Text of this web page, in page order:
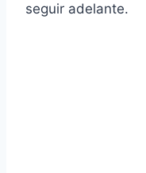
seguir adelante.